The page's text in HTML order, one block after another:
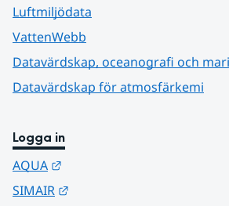
Luftmiljödata
VattenWebb
Datavärdskap, oceanografi och
Datavärdskap för atmosfärkemi
Logga in
AQUA
SIMAIR